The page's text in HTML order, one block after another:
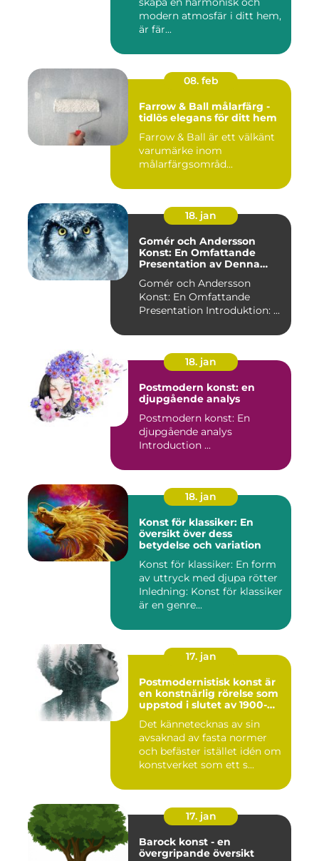
modern atmosfär i ditt hem,
är fär...
08. feb
Farrow & Ball målarfärg -
tidlös elegans för ditt hem
Farrow & Ball är ett välkänt
varumärke inom
målarfärgsområd...
18. jan
Gomér och Andersson
Konst: En Omfattande
Presentation av Denna
Gomér och Andersson
Konst: En Omfattande
Presentation Introduktion: ...
18. jan
Postmodern konst: en
djupgående analys
Postmodern konst: En
djupgående analys
Introduction ...
18. jan
Konst för klassiker: En
översikt över dess
betydelse och variation
Konst för klassiker: En form
av uttryck med djupa rötter
Inledning: Konst för klassiker
är en genre...
17. jan
Postmodernistisk konst är
en konstnärlig rörelse som
uppstod i slutet av 1900-
mot modernismens
stränga regler och linjära
framsteg
Det kännetecknas av sin
avsaknad av fasta normer
och befäster istället idén om
konstverket som ett s...
17. jan
Barock konst - en
övergripande översikt